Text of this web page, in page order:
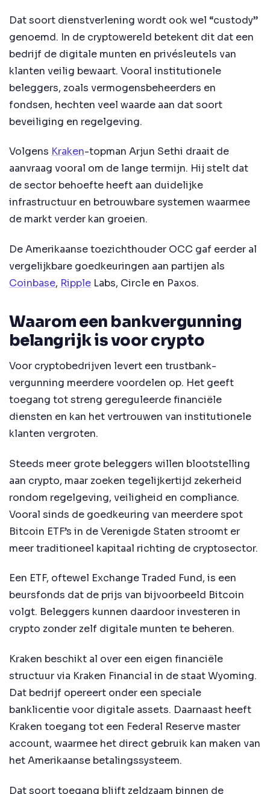
Dat soort dienstverlening wordt ook wel “custody”
genoemd. In de cryptowereld betekent dit dat een
bedrijf de digitale munten en privésleutels van
klanten veilig bewaart. Vooral institutionele
beleggers, zoals vermogensbeheerders en
fondsen, hechten veel waarde aan dat soort
beveiliging en regelgeving.
Volgens Kraken-topman Arjun Sethi draait de
aanvraag vooral om de lange termijn. Hij stelt dat
de sector behoefte heeft aan duidelijke
infrastructuur en betrouwbare systemen waarmee
de markt verder kan groeien.
De Amerikaanse toezichthouder OCC gaf eerder al
vergelijkbare goedkeuringen aan partijen als
Coinbase, Ripple Labs, Circle en Paxos.
Waarom een bankvergunning
belangrijk is voor crypto
Voor cryptobedrijven levert een trustbank-
vergunning meerdere voordelen op. Het geeft
toegang tot streng gereguleerde financiële
diensten en kan het vertrouwen van institutionele
klanten vergroten.
Steeds meer grote beleggers willen blootstelling
aan crypto, maar zoeken tegelijkertijd zekerheid
rondom regelgeving, veiligheid en compliance.
Vooral sinds de goedkeuring van meerdere spot
Bitcoin ETF’s in de Verenigde Staten stroomt er
meer traditioneel kapitaal richting de cryptosector.
Een ETF, oftewel Exchange Traded Fund, is een
beursfonds dat de prijs van bijvoorbeeld Bitcoin
volgt. Beleggers kunnen daardoor investeren in
crypto zonder zelf digitale munten te beheren.
Kraken beschikt al over een eigen financiële
structuur via Kraken Financial in de staat Wyoming.
Dat bedrijf opereert onder een speciale
banklicentie voor digitale assets. Daarnaast heeft
Kraken toegang tot een Federal Reserve master
account, waarmee het direct gebruik kan maken van
het Amerikaanse betalingssysteem.
Dat soort toegang blijft zeldzaam binnen de